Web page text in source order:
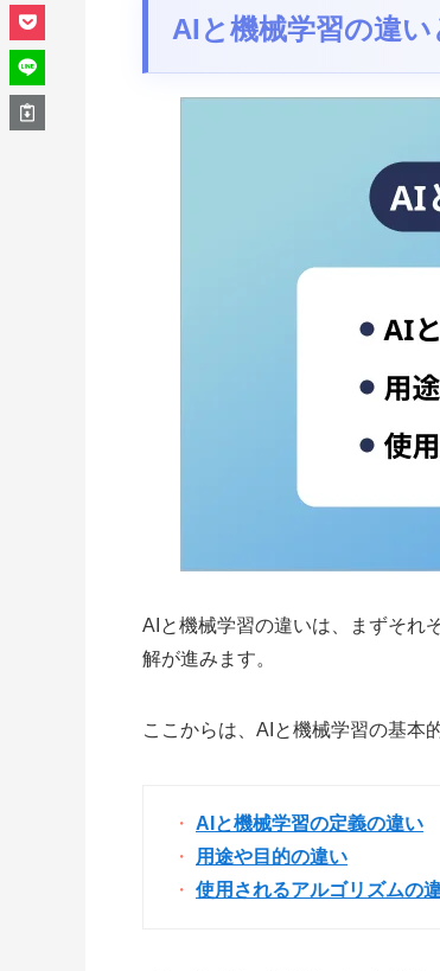
AIと機械学習の違い
AIと機械学習の違いは、まずそれ
解が進みます。
ここからは、AIと機械学習の基本
AIと機械学習の定義の違い
用途や目的の違い
使用されるアルゴリズムの